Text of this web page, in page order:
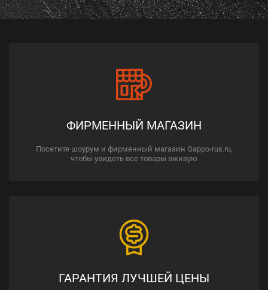
ФИРМЕННЫЙ МАГАЗИН
Посетите шоурум и фирменный магазин Gappo-rus.ru,
чтобы увидеть все товары вживую
ГАРАНТИЯ ЛУЧШЕЙ ЦЕНЫ